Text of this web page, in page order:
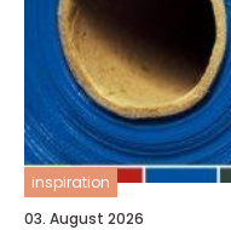
inspiration
03. August 2026